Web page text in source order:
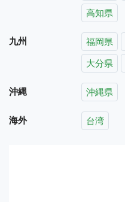
高知県
九州 福岡県
大分県
沖縄 沖縄県
海外 台湾